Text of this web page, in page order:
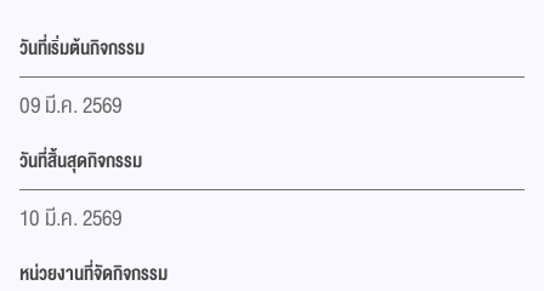
วันที่เริ่มต้นกิจกรรม
09 มี.ค. 2569
วันที่สิ้นสุดกิจกรรม
10 มี.ค. 2569
หน่วยงานที่จัดกิจกรรม